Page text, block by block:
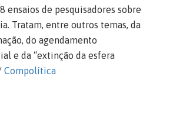
ensaios de pesquisadores sobre
Tratam, entre outros temas, da
do agendamento
e da “extinção da esfera
Compolítica